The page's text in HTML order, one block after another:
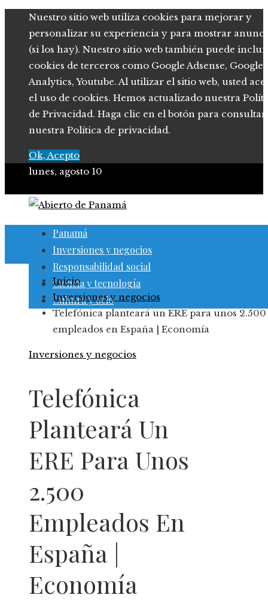
Nuestro sitio web utiliza cookies para mejorar y
personalizar su experiencia y para mostrar
(si los hay). Nuestro sitio web también puede
cookies de terceros como Google Adsense, Google
Analytics, Youtube. Al utilizar el sitio web, usted
el uso de cookies. Hemos actualizado nuestra
de Privacidad. Haga clic en el botón para consultar
nuestra Política de privacidad.
Ok, Acepto
lunes, agosto 10
Panamá
Inversiones y negocios
Responsabilidad social
Ciencia y tecnología
Cultura y ocio
Inicio
Inversiones y negocios
Telefónica planteará un ERE para unos 2.500
empleados en España | Economía
Inversiones y negocios
Telefónica
Planteará Un
ERE Para Unos
2.500
Empleados En
España |
Economía